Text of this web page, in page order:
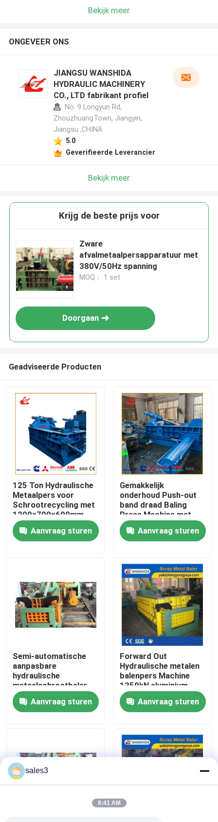
Huis
Over ons
Kwaliteitscontrole
Neem contact met ons op
Gevallen
Vraag een offerte
Bekijk meer
ONGEVEER ONS
JIANGSU WANSHIDA
HYDRAULIC MACHINERY
CO., LTD fabrikant profiel
No. 9 Longyun Rd,
ZhouzhuangTown, Jiangyin,
Jiangsu ,CHINA
5.0
Geverifieerde Leverancier
Bekijk meer
Krijg de beste prijs voor
Zware
afvalmetaalpersapparatuur met
380V/50Hz spanning
MOQ： 1 set
Doorgaan
Geadviseerde Producten
125 Ton Hydraulische
Metaalpers voor
Schrootrecycling met
1200×700×600mm
Kamer
Aanvraag sturen
Gemakkelijk
onderhoud Push-out
band draad Baling
Press Machine met
PLC-besturing voor
een betere ROI in
banden recycling
Aanvraag sturen
Semi-automatische
aanpasbare
hydraulische
metaalschrootbaler
met een hoge
dichtheid voor
recyclingcentra
Aanvraag sturen
Forward Out
Hydraulische metalen
balenpers Machine
1350kN aluminium
schrootpers
Aanvraag sturen
sales3
8:41 AM